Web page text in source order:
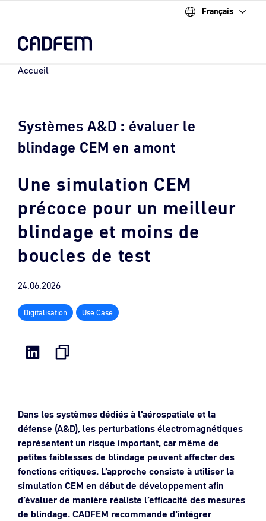
Français
content.
Accueil
Systèmes A&D : évaluer le
blindage CEM en amont
Une simulation CEM
précoce pour un meilleur
blindage et moins de
boucles de test
24.06.2026
Digitalisation Use Case
Dans les systèmes dédiés à l'aérospatiale et la
défense (A&D), les perturbations électromagnétiques
représentent un risque important, car même de
petites faiblesses de blindage peuvent affecter des
fonctions critiques. L’approche consiste à utiliser la
simulation CEM en début de développement afin
d’évaluer de manière réaliste l’efficacité des mesures
de blindage. CADFEM recommande d’intégrer